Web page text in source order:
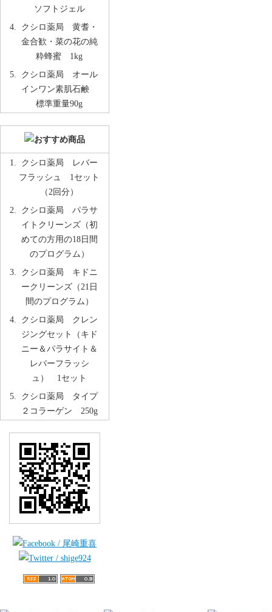
ソフトジェル
クシロ薬局 黄耆・
金合歓・菜の花の純
粋蜂蜜 1kg
クシロ薬局 オール
インワン素肌石鹸
標準重量90g
クシロ薬局 レバー
フラッシュ 1セット
（2回分）
クシロ薬局 パラサ
イトクリーンズ（初
めての方用の18日間
のプログラム）
クシロ薬局 キドニ
ークリーンズ（21日
間のプログラム）
クシロ薬局 クレン
ジングセット（キド
ニー＆パラサイト＆
レバーフラッシ
ュ） 1セット
クシロ薬局 タイプ
２コラーゲン 250g